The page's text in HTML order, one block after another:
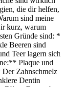
die dir helfen,
sind meine
kurz, warum
Gründe sind: *
Beeren sind
Teer lagern sich
Plaque und
Zahnschmelz
Dentin